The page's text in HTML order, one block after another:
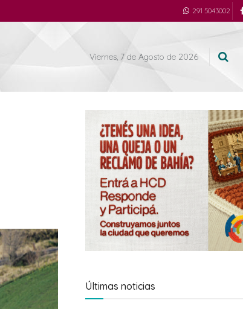
291 5043002
Viernes, 7 de Agosto de 2026
Últimas noticias